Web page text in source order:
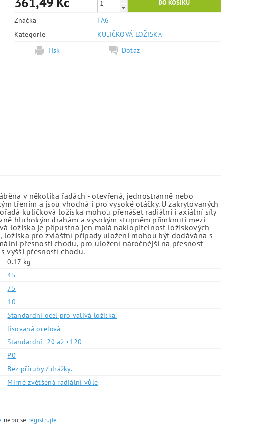
Značka
FAG
Kategorie
KULIČKOVÁ LOŽISKA
Tisk
Dotaz
v několika řadách - otevřená, jednostranně nebo
třením a jsou vhodná i pro vysoké otáčky. U zakrytovaných
kuličková ložiska mohou přenášet radiální i axiální síly
hlubokým drahám a vysokým stupněm přimknutí mezi
ložiska je přípustná jen malá naklopitelnost ložiskových
pro zvláštní případy uložení mohou být dodávána s
přesnosti chodu, pro uložení náročnější na přesnost
vyšší přesností chodu.
0.17 kg
45
75
10
Standardní ocel pro valivá ložiska.
lisovaná ocelová
Standardní -20 až +120
P0
Bez příruby / drážky.
Mírně zvětšená radiální vůle
nebo se registrujte.